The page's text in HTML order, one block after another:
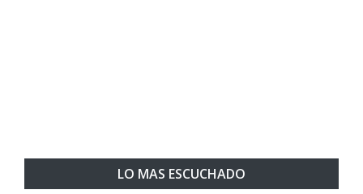
LO MAS ESCUCHADO